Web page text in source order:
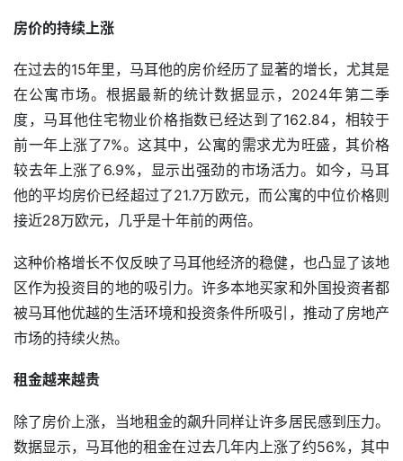
房价的持续上涨
在过去的15年里，马耳他的房价经历了显著的增长，尤其是
在公寓市场。根据最新的统计数据显示，2024年第二季
度，马耳他住宅物业价格指数已经达到了162.84，相较于
前一年上涨了7%。这其中，公寓的需求尤为旺盛，其价格
较去年上涨了6.9%，显示出强劲的市场活力。如今，马耳
他的平均房价已经超过了21.7万欧元，而公寓的中位价格则
接近28万欧元，几乎是十年前的两倍。
这种价格增长不仅反映了马耳他经济的稳健，也凸显了该地
区作为投资目的地的吸引力。许多本地买家和外国投资者都
被马耳他优越的生活环境和投资条件所吸引，推动了房地产
市场的持续火热。
租金越来越贵
除了房价上涨，当地租金的飙升同样让许多居民感到压力。
数据显示，马耳他的租金在过去几年内上涨了约56%，其中